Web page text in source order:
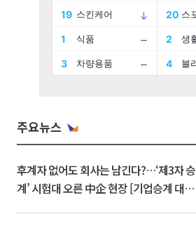
주요뉴스
후계자 없어도 회사는 남긴다?…‘제3자 승
계’ 시험대 오른 中企 현장 [기업승계 대전